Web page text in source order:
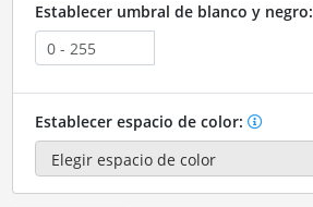
Establecer umbral de blanco y negro:
Establecer espacio de color: